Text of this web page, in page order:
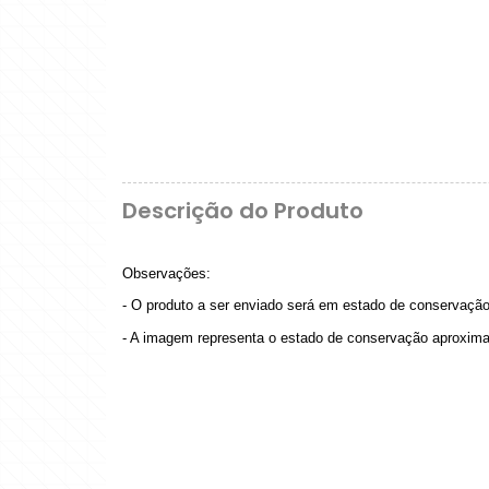
Descrição do Produto
Observações:
- O produto a ser enviado será em estado de
- A imagem representa o estado de conservação